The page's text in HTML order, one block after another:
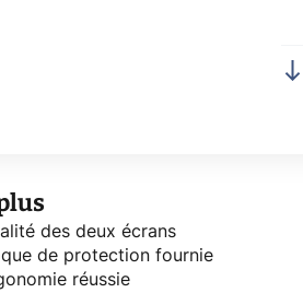
des deux écrans
de protection fournie
réussie